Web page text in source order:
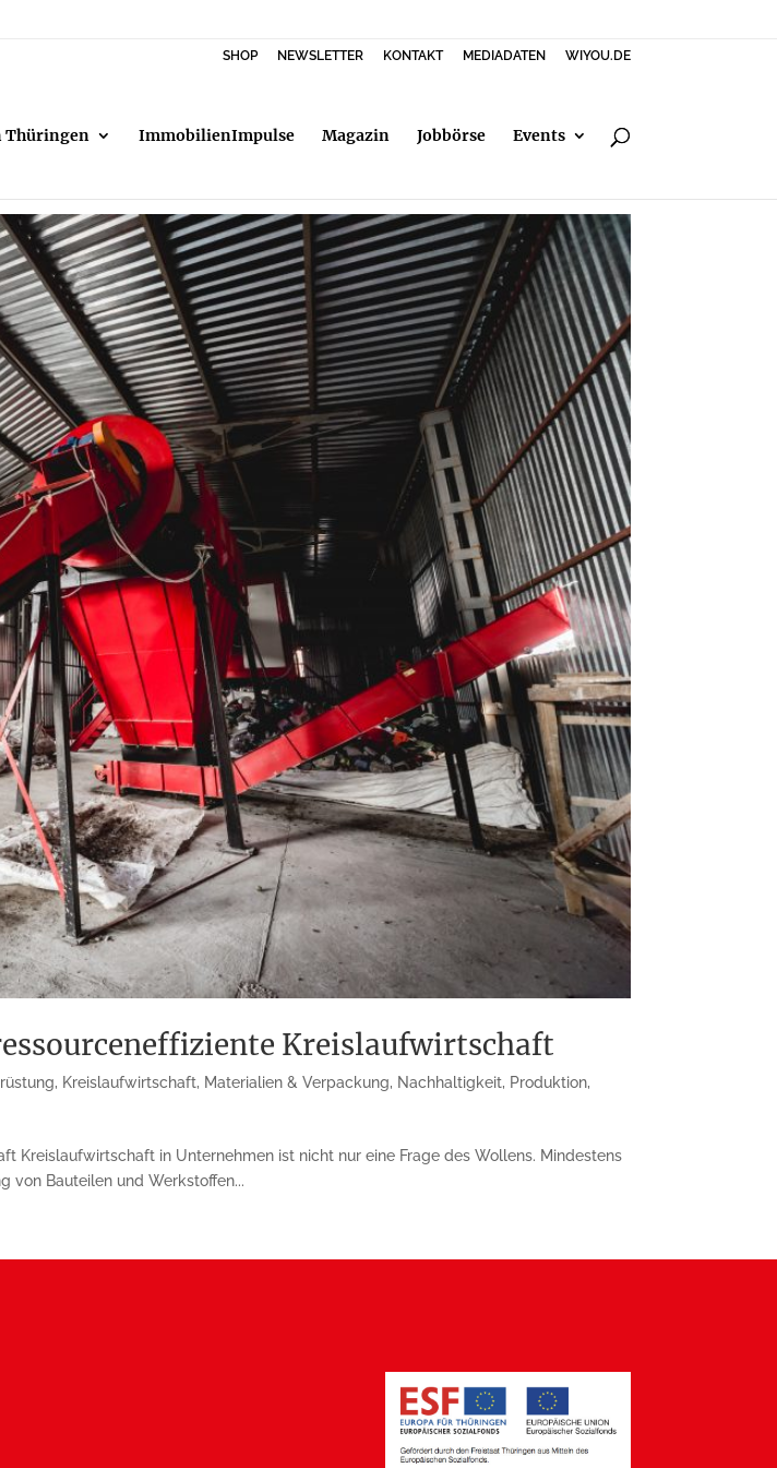
SHOP NEWSLETTER KONTAKT MEDIADATEN WIYOU.DE
Thüringen ImmobilienImpulse Magazin Jobbörse Events
Kreislaufwirtschaft
, Kreislaufwirtschaft, Materialien & Verpackung, Nachhaltigkeit, Produktion,
Kreislaufwirtschaft in Unternehmen ist nicht nur eine Frage des Wollens. Mindestens
von Bauteilen und Werkstoffen...